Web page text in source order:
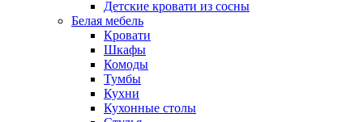
Детские кровати из сосны
Белая мебель
Кровати
Шкафы
Комоды
Тумбы
Кухни
Кухонные столы